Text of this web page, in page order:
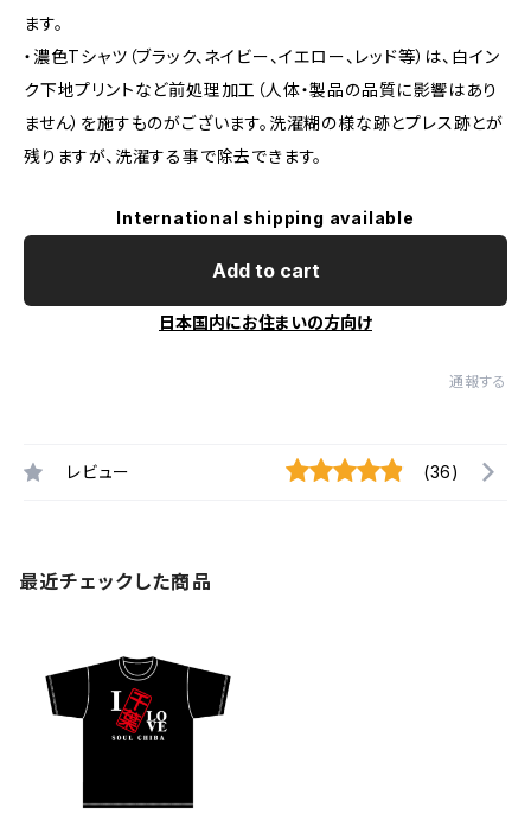
ます。
・濃色Tシャツ（ブラック、ネイビー、イエロー、レッド等）は、白イン
ク下地プリントなど前処理加工（人体・製品の品質に影響はあり
ません）を施すものがございます。洗濯糊の様な跡とプレス跡とが
残りますが、洗濯する事で除去できます。
International shipping available
Add to cart
日本国内にお住まいの方向け
通報する
レビュー (36)
最近チェックした商品